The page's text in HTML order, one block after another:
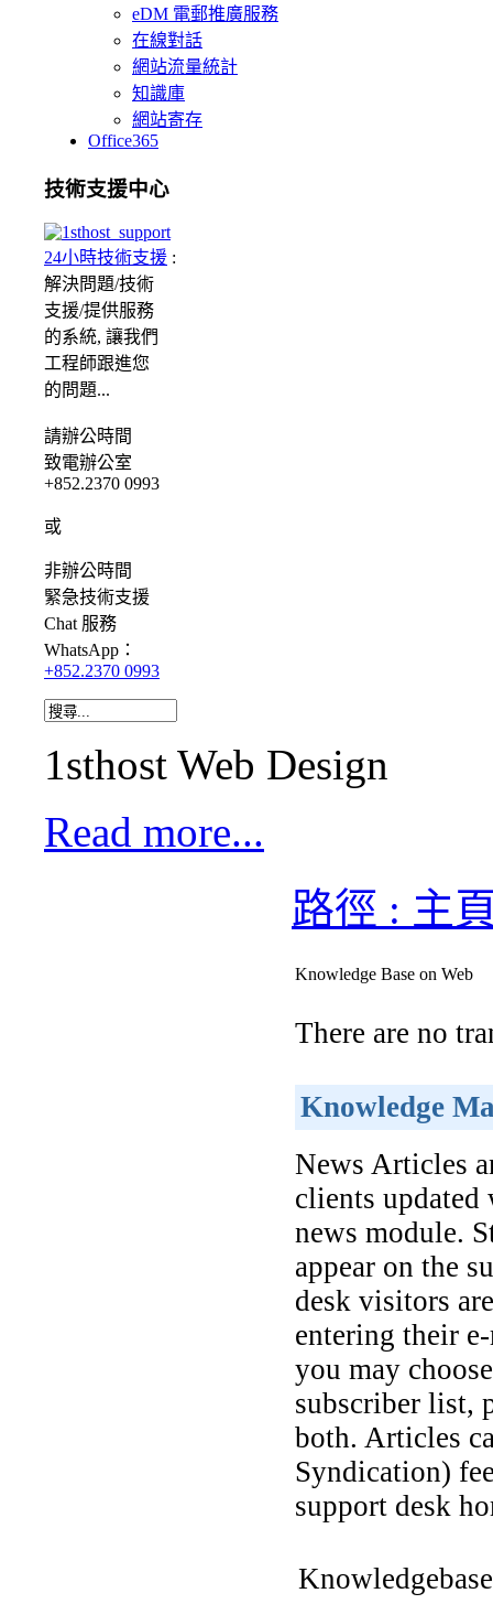
eDM 電郵推廣服務
在線對話
網站流量統計
知識庫
網站寄存
Office365
技術支援中心
24小時技術支援 :
解決問題/技術
支援/提供服務
的系統, 讓我們
工程師跟進您
的問題...
請辦公時間
致電辦公室
+852.2370 0993
或
非辦公時間
緊急技術支援
Chat 服務
WhatsApp：
+852.2370 0993
1sthost Web Design
Read more...
路徑 : 主
Knowledge Base on Web
There are no
Knowledge
News Articles
clients updated
news module.
appear on the
desk visitors
entering their
you may
subscriber list,
both. Articles
Syndication)
support desk
Knowledgebase